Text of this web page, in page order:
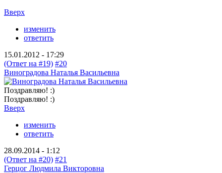
Вверх
изменить
ответить
15.01.2012 - 17:29
(Ответ на #19) #20
Виноградова Наталья Васильевна
Поздравляю! :)
Поздравляю! :)
Вверх
изменить
ответить
28.09.2014 - 1:12
(Ответ на #20) #21
Герцог Людмила Викторовна